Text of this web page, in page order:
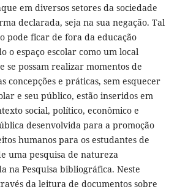
em diversos setores da sociedade
declarada, seja na sua negação. Tal
pode ficar de fora da educação
o espaço escolar como um local
se possam realizar momentos de
concepções e práticas, sem esquecer
e seu público, estão inseridos em
social, político, econômico e
desenvolvida para a promoção
humanos para os estudantes de
uma pesquisa de natureza
na Pesquisa bibliográfica. Neste
da leitura de documentos sobre